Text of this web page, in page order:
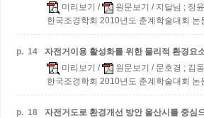
미리보기 / 원문보기 / 지달님 ; 정
한국조경학회 2010년도 춘계학술대회
p. 14
자전거이용 활성화를 위한 물리적 환경요
미리보기 / 원문보기 / 문호경 ; 김
한국조경학회 2010년도 춘계학술대회
p. 18 자전거도로 환경개선 방안 울산시를 중심